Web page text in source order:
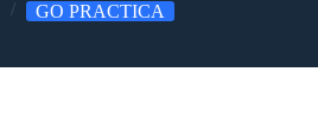
GO PRACTICA